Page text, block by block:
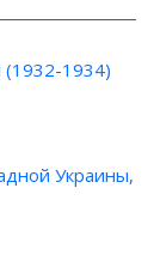
(1932-1934)
Украины,